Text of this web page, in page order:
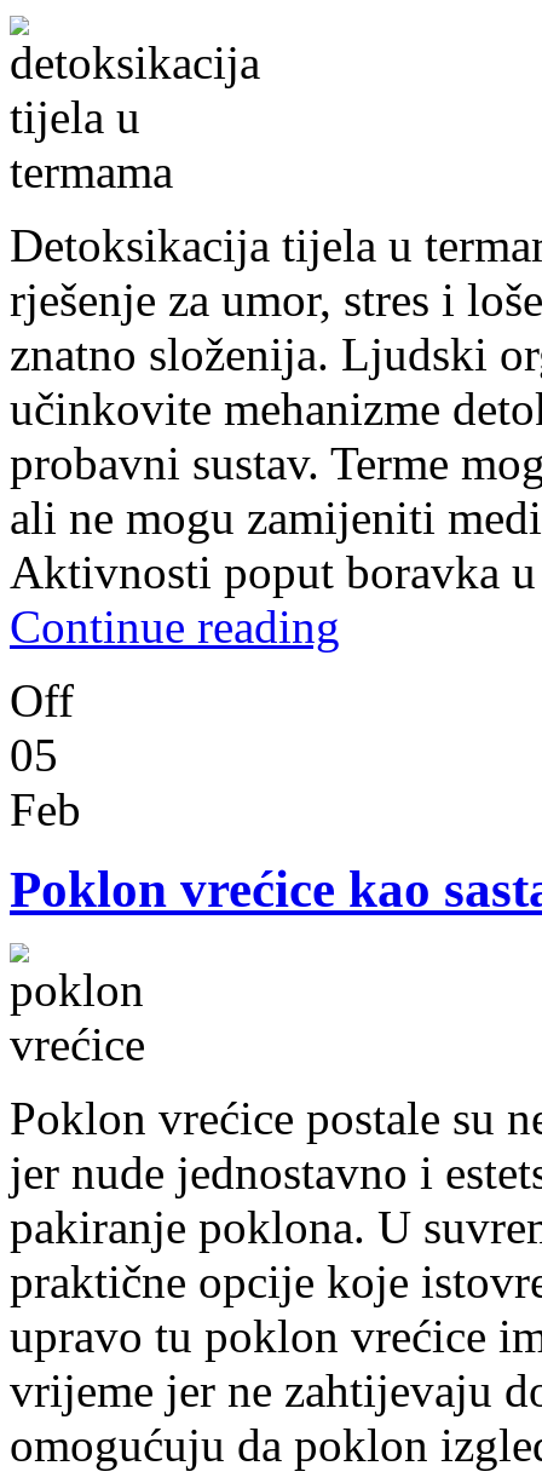
Detoksikacija tijela u
rješenje za umor, stres i
znatno složenija. Ljudski
učinkovite mehanizme
probavni sustav. Terme
ali ne mogu zamijeniti
Aktivnosti poput boravka
Continue reading
Off
05
Feb
Poklon vrećice kao
Poklon vrećice postale su
jer nude jednostavno i
pakiranje poklona. U
praktične opcije koje
upravo tu poklon vrećice
vrijeme jer ne zahtijevaju
omogućuju da poklon